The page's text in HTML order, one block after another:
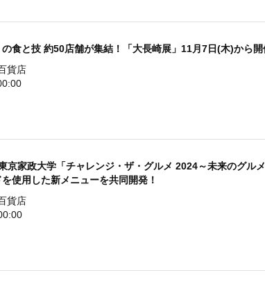
食と技 約50店舗が集結！「大長崎展」11月7日(木)から開
貨店
家政大学「チャレンジ・ザ・グルメ 2024～未来のグル
使用した新メニューを共同開発！
貨店